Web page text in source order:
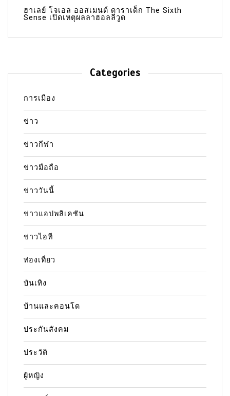
ฮาเลย์ โจเอล ออสเมนต์ ดาราเด็ก The Sixth
Sense เปิดเหตุผลลาฮอลลีวูด
Categories
การเมือง
ข่าว
ข่าวกีฬา
ข่าวมือถือ
ข่าววันนี้
ข่าวแอปพลิเคชัน
ข่าวไอที
ท่องเที่ยว
บันเทิง
บ้านและคอนโด
ประกันสังคม
ประวัติ
ผู้หญิง